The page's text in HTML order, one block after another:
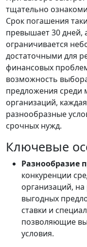
тщательно
Срок погашения
превышает 30 дней,
ограничивается
достаточными для
финансовых
возможность
предложения
организаций,
разнообразные
срочных нужд.
Ключевые
Разнообразие
конкуренции
организаций,
выгодных
ставки и
позволяющие
условия.